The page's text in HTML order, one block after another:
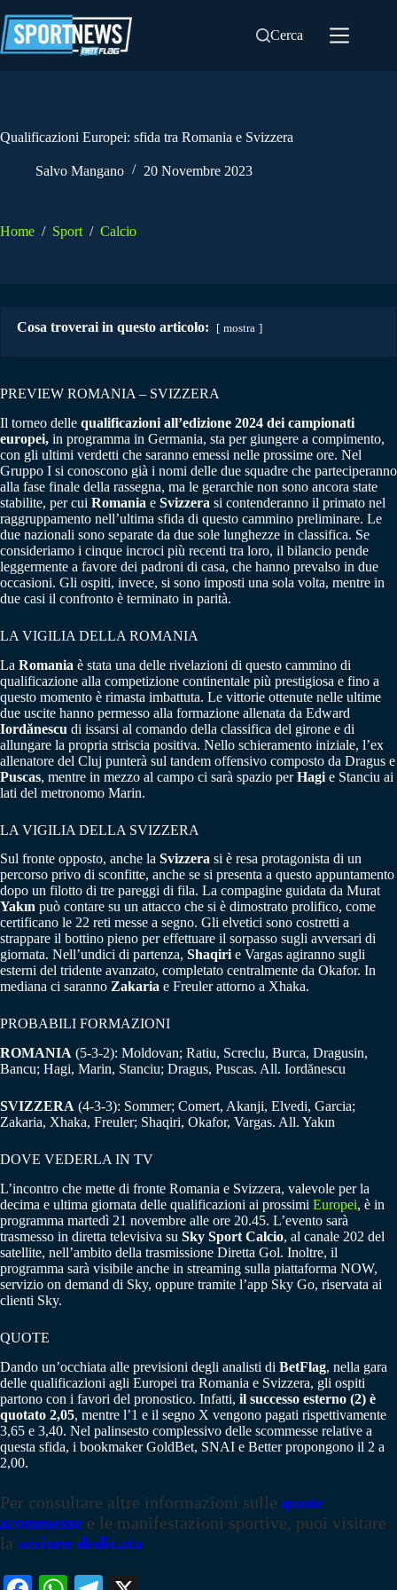
al
contenuto
Cerca
Qualificazioni Europei: sfida tra Romania e Svizzera
Salvo Mangano 20 Novembre 2023
Home / Sport / Calcio
Cosa troverai in questo articolo: mostra
PREVIEW ROMANIA – SVIZZERA
Il torneo delle qualificazioni all’edizione 2024 dei campionati
europei, in programma in Germania, sta per giungere a compimento,
con gli ultimi verdetti che saranno emessi nelle prossime ore. Nel
Gruppo I si conoscono già i nomi delle due squadre che parteciperanno
alla fase finale della rassegna, ma le gerarchie non sono ancora state
stabilite, per cui Romania e Svizzera si contenderanno il primato nel
raggruppamento nell’ultima sfida di questo cammino preliminare. Le
due nazionali sono separate da due sole lunghezze in classifica. Se
consideriamo i cinque incroci più recenti tra loro, il bilancio pende
leggermente a favore dei padroni di casa, che hanno prevalso in due
occasioni. Gli ospiti, invece, si sono imposti una sola volta, mentre in
due casi il confronto è terminato in parità.
LA VIGILIA DELLA ROMANIA
La Romania è stata una delle rivelazioni di questo cammino di
qualificazione alla competizione continentale più prestigiosa e fino a
questo momento è rimasta imbattuta. Le vittorie ottenute nelle ultime
due uscite hanno permesso alla formazione allenata da Edward
Iordănescu di issarsi al comando della classifica del girone e di
allungare la propria striscia positiva. Nello schieramento iniziale, l’ex
allenatore del Cluj punterà sul tandem offensivo composto da Dragus e
Puscas, mentre in mezzo al campo ci sarà spazio perHagi e Stanciu ai
lati del metronomo Marin.
LA VIGILIA DELLA SVIZZERA
Sul fronte opposto, anche la Svizzera si è resa protagonista di un
percorso privo di sconfitte, anche se si presenta a questo appuntamento
dopo un filotto di tre pareggi di fila. La compagine guidata da Murat
Yakın può contare su un attacco che si è dimostrato prolifico, come
certificano le 22 reti messe a segno. Gli elvetici sono costretti a
strappare il bottino pieno per effettuare il sorpasso sugli avversari di
giornata. Nell’undici di partenza, Shaqiri e Vargas agiranno sugli
esterni del tridente avanzato, completato centralmente da Okafor. In
mediana ci saranno Zakaria e Freuler attorno a Xhaka.
PROBABILI FORMAZIONI
ROMANIA (5-3-2): Moldovan; Ratiu, Screclu, Burca, Dragusin,
Bancu; Hagi, Marin, Stanciu; Dragus, Puscas. All. Iordănescu
SVIZZERA (4-3-3): Sommer; Comert, Akanji, Elvedi, Garcia;
Zakaria, Xhaka, Freuler; Shaqiri, Okafor, Vargas. All. Yakın
DOVE VEDERLA IN TV
L’incontro che mette di fronte Romania e Svizzera, valevole per la
decima e ultima giornata delle qualificazioni ai prossimi Europei, è in
programma martedì 21 novembre alle ore 20.45. L’evento sarà
trasmesso in diretta televisiva su Sky Sport Calcio, al canale 202 del
satellite, nell’ambito della trasmissione Diretta Gol. Inoltre, il
programma sarà visibile anche in streaming sulla piattaforma NOW,
servizio on demand di Sky, oppure tramite l’app Sky Go, riservata ai
clienti Sky.
QUOTE
Dando un’occhiata alle previsioni degli analisti di BetFlag, nella gara
delle qualificazioni agli Europei tra Romania e Svizzera, gli ospiti
partono con i favori del pronostico. Infatti, il successo esterno (2) è
quotato 2,05, mentre l’1 e il segno X vengono pagati rispettivamente
3,65 e 3,40. Nel palinsesto complessivo delle scommesse relative a
questa sfida, i bookmaker GoldBet, SNAI e Better propongono il 2 a
2,00.
Per consultare altre informazioni sulle quote
scommesse e le manifestazioni sportive, puoi visitare
la sezione dedicata